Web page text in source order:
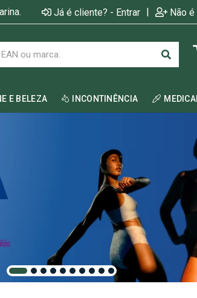
Já é cliente? - Entrar | Não
E BELEZA INCONTINÊNCIA